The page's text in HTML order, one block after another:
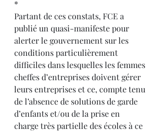
*
Partant de ces constats, FCE a
publié un quasi-manifeste pour
alerter le gouvernement sur les
conditions particulièrement
difficiles dans lesquelles les femmes
cheffes d’entreprises doivent gérer
leurs entreprises et ce, compte tenu
de l’absence de solutions de garde
d’enfants et/ou de la prise en
charge très partielle des écoles à ce